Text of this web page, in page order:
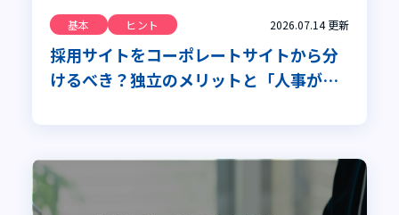
基本 ヒント 2026.07.14更新
採用サイトをコーポレートサイトから分
けるべき？独立のメリットと「人事が主